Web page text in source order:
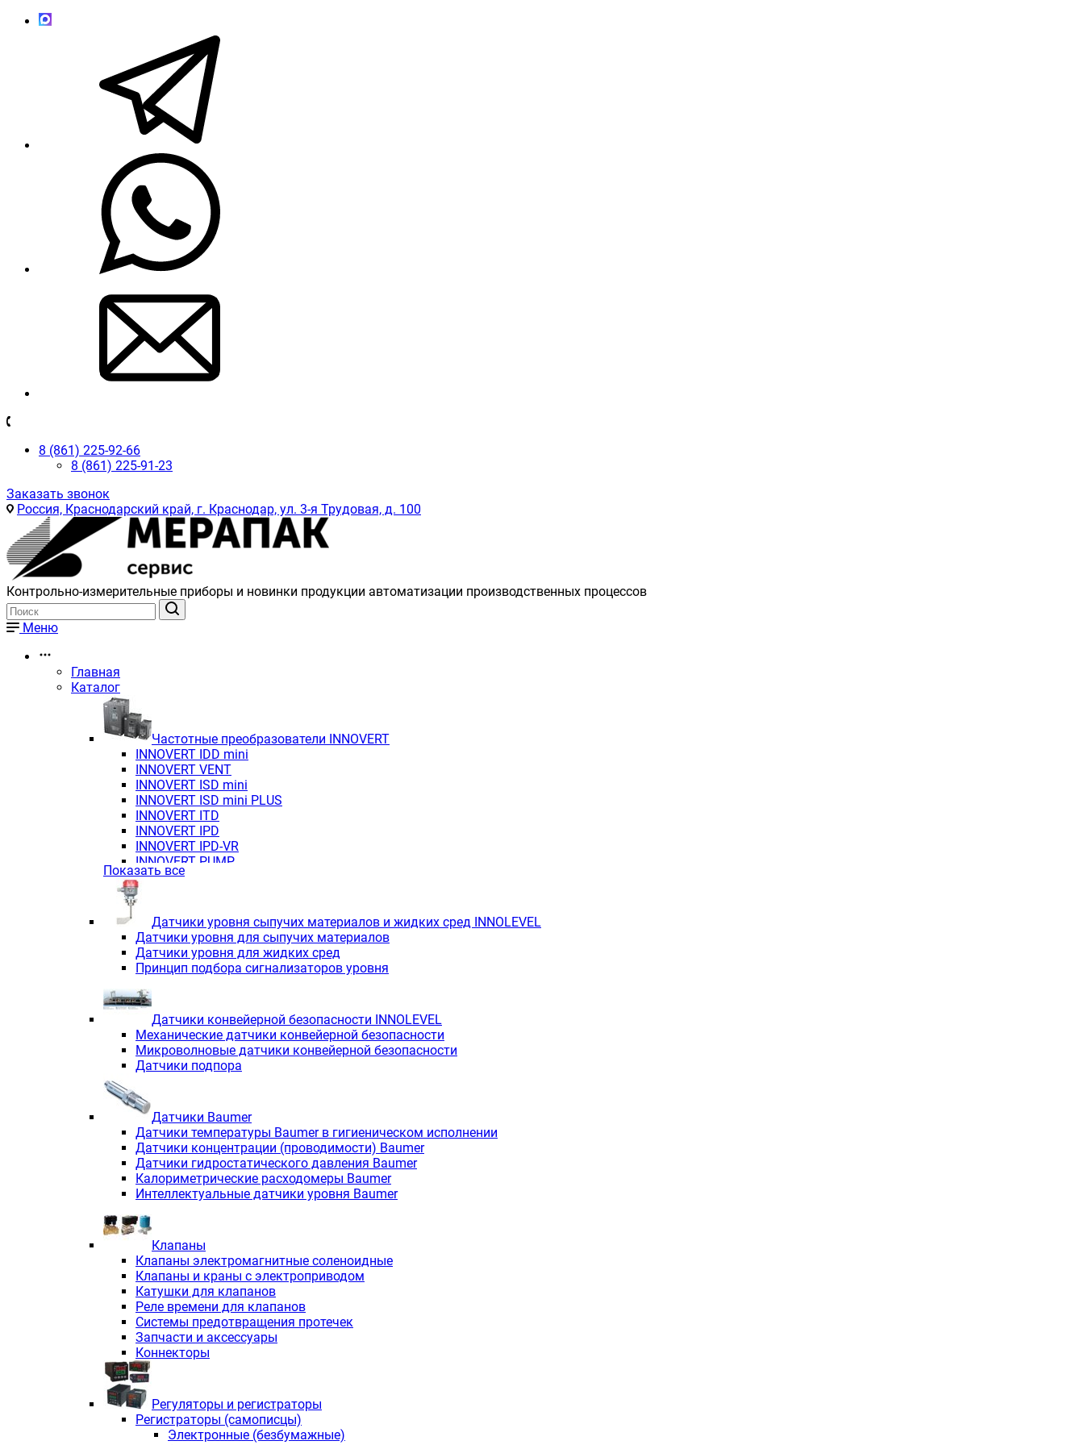
8 (861) 225-92-66
8 (861) 225-91-23
Заказать звонок
Россия, Краснодарский край, г. Краснодар, ул. 3-я Трудовая, д. 100
Контрольно-измерительные приборы и новинки продукции автоматизации производственных процессов
Меню
Главная
Каталог
Частотные преобразователи INNOVERT
INNOVERT IDD mini
INNOVERT VENT
INNOVERT ISD mini
INNOVERT ISD mini PLUS
INNOVERT ITD
INNOVERT IРD
INNOVERT IРD-VR
INNOVERT PUMP
Показать все
Датчики уровня сыпучих материалов и жидких сред INNOLEVEL
Датчики уровня для сыпучих материалов
Датчики уровня для жидких сред
Принцип подбора сигнализаторов уровня
Датчики конвейерной безопасности INNOLEVEL
Механические датчики конвейерной безопасности
Микроволновые датчики конвейерной безопасности
Датчики подпора
Датчики Baumer
Датчики температуры Baumer в гигиеническом исполнении
Датчики концентрации (проводимости) Baumer
Датчики гидростатического давления Baumer
Калориметрические расходомеры Baumer
Интеллектуальные датчики уровня Baumer
Клапаны
Клапаны электромагнитные соленоидные
Клапаны и краны с электроприводом
Катушки для клапанов
Реле времени для клапанов
Системы предотвращения протечек
Запчасти и аксессуары
Коннекторы
Регуляторы и регистраторы
Регистраторы (самописцы)
Электронные (безбумажные)